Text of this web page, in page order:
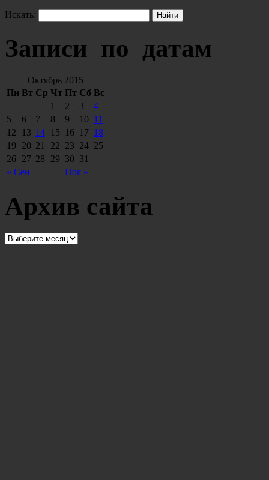
Искать:
Записи по датам
Октябрь 2015
Пн Вт Ср Чт Пт Сб Вс
« Сен Ноя »
1 2 3
4
5
6 7 8 9 10 11
12
13 14 15 16 17 18
19
20 21 22 23 24 25
26 27 28 29 30 31
Архив сайта